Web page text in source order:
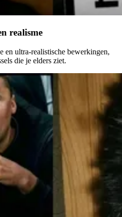
realisme
en ultra-realistische bewerkingen,
die je elders ziet.